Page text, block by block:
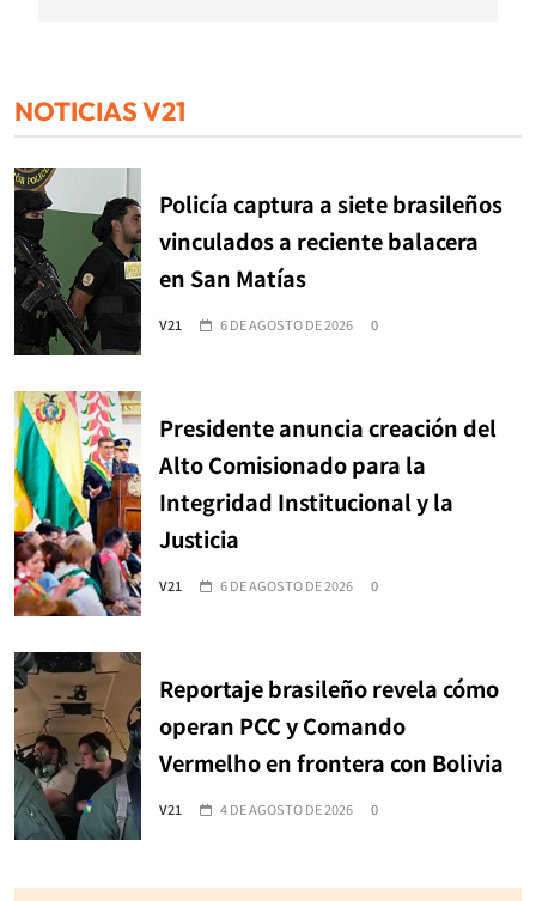
NOTICIAS V21
Policía captura a siete brasileños
vinculados a reciente balacera
en San Matías
V21 6 DE AGOSTO DE 2026 0
Presidente anuncia creación del
Alto Comisionado para la
Integridad Institucional y la
Justicia
V21 6 DE AGOSTO DE 2026 0
Reportaje brasileño revela cómo
operan PCC y Comando
Vermelho en frontera con Bolivia
V21 4 DE AGOSTO DE 2026 0